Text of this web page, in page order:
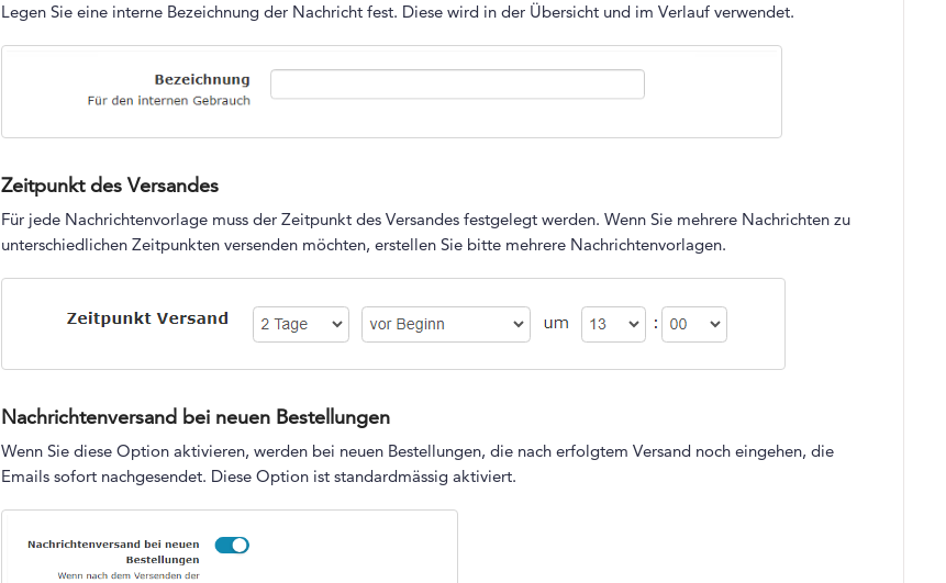
Legen Sie eine interne Bezeichnung der Nachricht fest. Diese wird in der Übersicht und im Verlauf verwendet.
Zeitpunkt des Versandes
Für jede Nachrichtenvorlage muss der Zeitpunkt des Versandes festgelegt werden. Wenn Sie mehrere Nachrichten zu
unterschiedlichen Zeitpunkten versenden möchten, erstellen Sie bitte mehrere Nachrichtenvorlagen.
Nachrichtenversand bei neuen Bestellungen
Wenn Sie diese Option aktivieren, werden bei neuen Bestellungen, die nach erfolgtem Versand noch eingehen, die
Emails sofort nachgesendet. Diese Option ist standardmässig aktiviert.